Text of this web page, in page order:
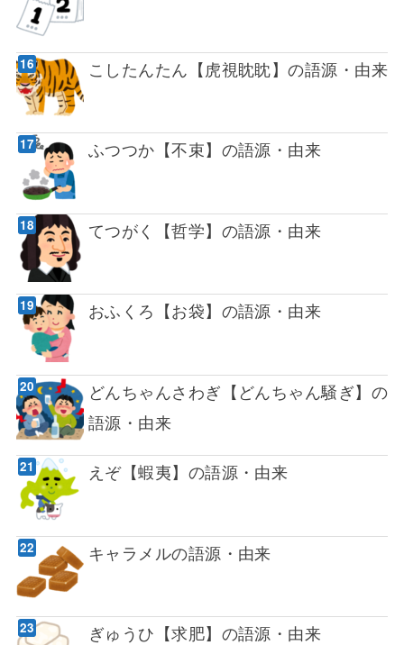
こしたんたん【虎視眈眈】の語源・由来
ふつつか【不束】の語源・由来
てつがく【哲学】の語源・由来
おふくろ【お袋】の語源・由来
どんちゃんさわぎ【どんちゃん騒ぎ】の
語源・由来
えぞ【蝦夷】の語源・由来
キャラメルの語源・由来
ぎゅうひ【求肥】の語源・由来